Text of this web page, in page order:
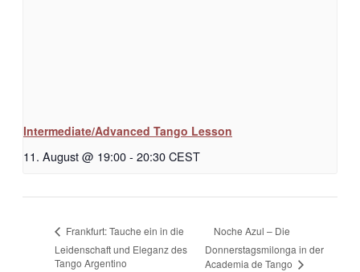
Intermediate/Advanced Tango Lesson
11. August @ 19:00- 20:30CEST
Frankfurt: Tauche ein in die
Leidenschaft und Eleganz des
Tango Argentino
Noche Azul – Die
Donnerstagsmilonga in der
Academia de Tango